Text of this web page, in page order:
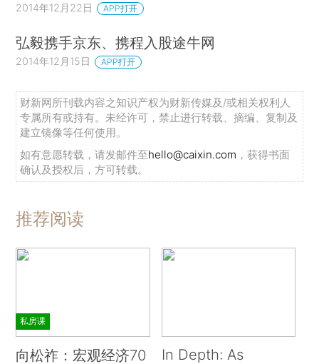
2014年12月22日 APP打开
弘毅携手京东、携程入股途牛网
2014年12月15日 APP打开
财新网所刊载内容之知识产权为财新传媒及/或相关权利人
专属所有或持有。未经许可，禁止进行转载、摘编、复制及
建立镜像等任何使用。
如有意愿转载，请发邮件至hello@caixin.com ，获得书面
确认及授权后，方可转载。
推荐阅读
私房课
向松祚：宏观经济70
In Depth: As